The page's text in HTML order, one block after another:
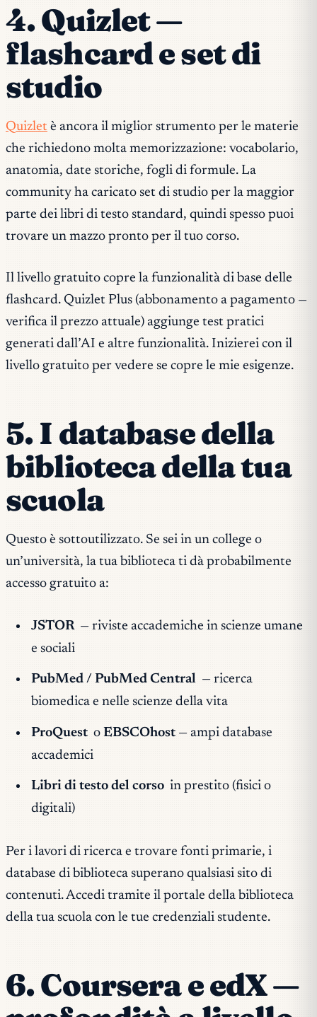
4. Quizlet —
flashcard e set di
studio
Quizlet è ancora il miglior strumento per le materie
che richiedono molta memorizzazione: vocabolario,
anatomia, date storiche, fogli di formule. La
community ha caricato set di studio per la maggior
parte dei libri di testo standard, quindi spesso puoi
trovare un mazzo pronto per il tuo corso.
Il livello gratuito copre la funzionalità di base delle
flashcard. Quizlet Plus (abbonamento a pagamento —
verifica il prezzo attuale) aggiunge test pratici
generati dall’AI e altre funzionalità. Inizierei con il
livello gratuito per vedere se copre le mie esigenze.
5. I database della
biblioteca della tua
scuola
Questo è sottoutilizzato. Se sei in un college o
un’università, la tua biblioteca ti dà probabilmente
accesso gratuito a:
JSTOR — riviste accademiche in scienze umane
e sociali
PubMed / PubMed Central — ricerca
biomedica e nelle scienze della vita
ProQuest oEBSCOhost— ampi database
accademici
Libri di testo del corso in prestito (fisici o
digitali)
Per i lavori di ricerca e trovare fonti primarie, i
database di biblioteca superano qualsiasi sito di
contenuti. Accedi tramite il portale della biblioteca
della tua scuola con le tue credenziali studente.
6. Coursera e edX —